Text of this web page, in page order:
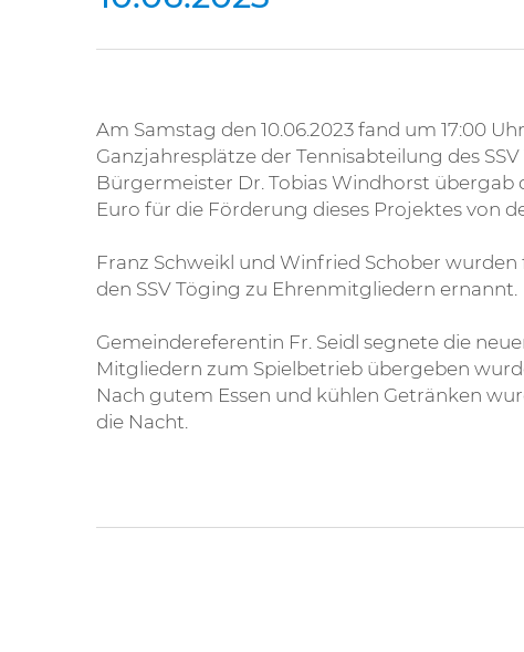
Am Samstag den 10.06.2023 fand um 17:00
Ganzjahresplätze der Tennisabteilung des
Bürgermeister Dr. Tobias Windhorst übergab
Euro für die Förderung dieses Projektes von
Franz Schweikl und Winfried Schober
den SSV Töging zu Ehrenmitgliedern ernannt.
Gemeindereferentin Fr. Seidl segnete die
Mitgliedern zum Spielbetrieb übergeben
Nach gutem Essen und kühlen Getränken
die Nacht.